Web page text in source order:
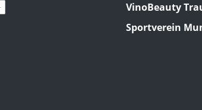
VinoBeauty
Sportverein